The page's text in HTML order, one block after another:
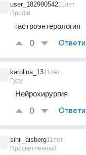
user_182990542
Профи
11лет
гастроэнтерология
0
karolina_13
Гуру
11лет
Нейрохирургия
0
sinii_aisberg
Просветленный
11лет